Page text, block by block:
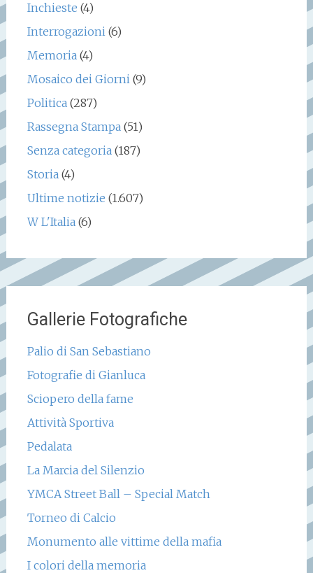
Inchieste (4)
Interrogazioni(6)
Memoria(4)
Mosaico dei Giorni(9)
Politica(287)
Rassegna Stampa(51)
Senza categoria(187)
Storia(4)
Ultime notizie (1.607)
W L'Italia(6)
Gallerie Fotografiche
Palio di San Sebastiano
Fotografie di Gianluca
Sciopero della fame
Attività Sportiva
Pedalata
La Marcia del Silenzio
YMCA Street Ball – Special Match
Torneo di Calcio
Monumento alle vittime della mafia
I colori della memoria